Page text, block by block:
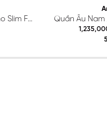
Slim Fit
Quần Âu Nam